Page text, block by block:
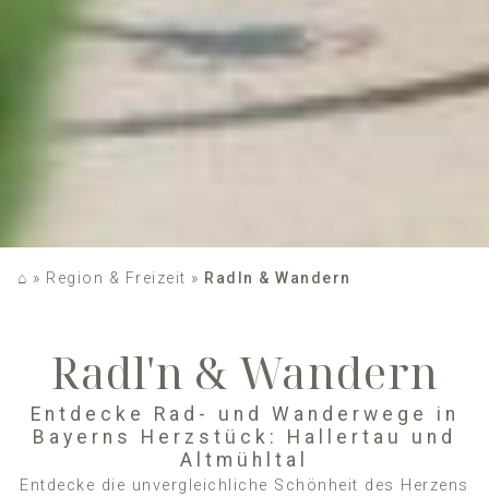
⌂ » Region & Freizeit » Radln & Wandern
Radl'n & Wandern
Entdecke Rad- und Wanderwege in
Bayerns Herzstück: Hallertau und
Altmühltal
Entdecke die unvergleichliche Schönheit des Herzens